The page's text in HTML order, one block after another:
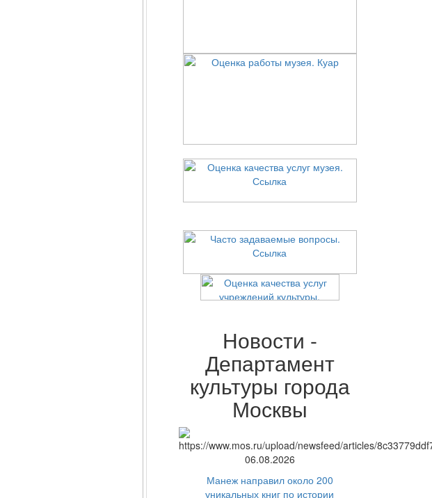
Новости -
Департамент
культуры города
Москвы
06.08.2026
Манеж направил около 200
уникальных книг по истории